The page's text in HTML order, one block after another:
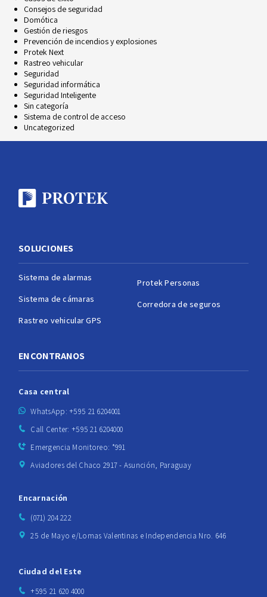
Consejos de seguridad
Domótica
Gestión de riesgos
Prevención de incendios y explosiones
Protek Next
Rastreo vehicular
Seguridad
Seguridad informática
Seguridad Inteligente
Sin categoría
Sistema de control de acceso
Uncategorized
SOLUCIONES
Sistema de alarmas
Sistema de cámaras
Rastreo vehicular GPS
Protek Personas
Corredora de seguros
ENCONTRANOS
Casa central
WhatsApp: +595 21 6204001
Call Center: +595 21 6204000
Emergencia Monitoreo: *991
Aviadores del Chaco 2917 - Asunción, Paraguay
Encarnación
(071) 204 222
25 de Mayo e/Lomas Valentinas e Independencia Nro. 646
Ciudad del Este
+595 21 620 4000